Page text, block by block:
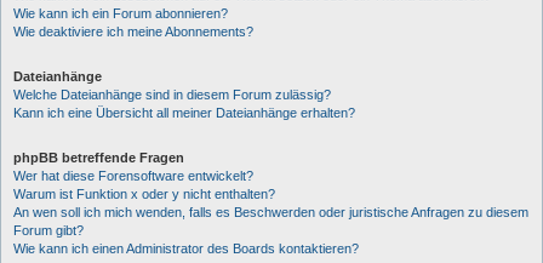
Wie kann ich ein Forum abonnieren?
Wie deaktiviere ich meine Abonnements?
Dateianhänge
Welche Dateianhänge sind in diesem Forum zulässig?
Kann ich eine Übersicht all meiner Dateianhänge erhalten?
phpBB betreffende Fragen
Wer hat diese Forensoftware entwickelt?
Warum ist Funktion x oder y nicht enthalten?
An wen soll ich mich wenden, falls es Beschwerden oder juristische Anfragen zu diesem
Forum gibt?
Wie kann ich einen Administrator des Boards kontaktieren?